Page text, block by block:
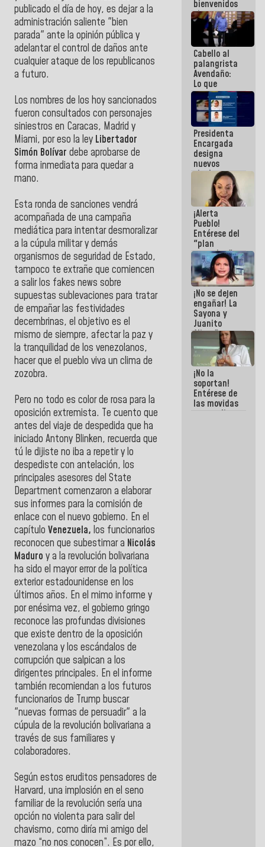
publicado el día de hoy, es dejar a la
administración saliente "bien
parada" ante la opinión pública y
adelantar el control de daños ante
cualquier ataque de los republicanos
a futuro.
Los nombres de los hoy sancionados
fueron consultados con personajes
siniestros en Caracas, Madrid y
Miami, por eso la ley Libertador
Simón Bolívar debe aprobarse de
forma inmediata para quedar a
mano.
Esta ronda de sanciones vendrá
acompañada de una campaña
mediática para intentar desmoralizar
a la cúpula militar y demás
organismos de seguridad de Estado,
tampoco te extrañe que comiencen
a salir los fakes news sobre
supuestas sublevaciones para tratar
de empañar las festividades
decembrinas, el objetivo es el
mismo de siempre, afectar la paz y
la tranquilidad de los venezolanos,
hacer que el pueblo viva un clima de
zozobra.
Pero no todo es color de rosa para la
oposición extremista. Te cuento que
antes del viaje de despedida que ha
iniciado Antony Blinken, recuerda que
tú le dijiste no iba a repetir y lo
despediste con antelación, los
principales asesores del State
Department comenzaron a elaborar
sus informes para la comisión de
enlace con el nuevo gobierno. En el
capítulo Venezuela, los funcionarios
reconocen que subestimar a Nicolás
Maduro y a la revolución bolivariana
ha sido el mayor error de la política
exterior estadounidense en los
últimos años. En el mimo informe y
por enésima vez, el gobierno gringo
reconoce las profundas divisiones
que existe dentro de la oposición
venezolana y los escándalos de
corrupción que salpican a los
dirigentes principales. En el informe
también recomiendan a los futuros
funcionarios de Trump buscar
"nuevas formas de persuadir" a la
cúpula de la revolución bolivariana a
través de sus familiares y
colaboradores.
Según estos eruditos pensadores de
Harvard, una implosión en el seno
familiar de la revolución sería una
opción no violenta para salir del
chavismo, como diría mi amigo del
mazo “no nos conocen”. Es por ello,
bienvenidos
siempre que
estén en el
marco de la
Constitución
de la
República
Cabello al
palangrista
Avendaño:
Lo que
vayas a
escribir
hazlo hoy
por que no
sabemos si
la semana
que viene
hay
programa
Presidenta
Encargada
designa
nuevos
titulares en
Viceministerio
de Energía
Eléctrica y
CORPOELEC
¡Alerta
Pueblo!
Entérese del
"plan
enjambre"
de La Sayo
para
sabotear el
diálogo y
promover el
caos
¡No se dejen
engañar! La
Sayona y
Juanito
Alimaña son
harina del
mismo
costal
¡No la
soportan!
Entérese de
las movidas
que realizan